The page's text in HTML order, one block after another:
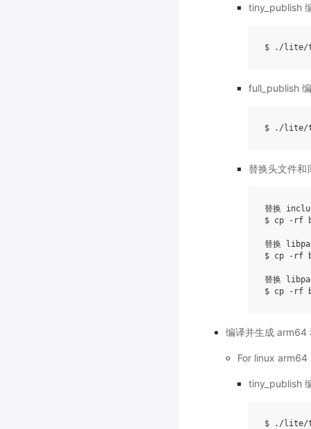
tiny_publish
$ ./lite/
full_publish
$ ./lite/
替换头文件和
替换
$ cp -rf
替换
$ cp -rf
替换
编译并生成 arm64
For linux arm64
tiny_publish
$ ./lite/